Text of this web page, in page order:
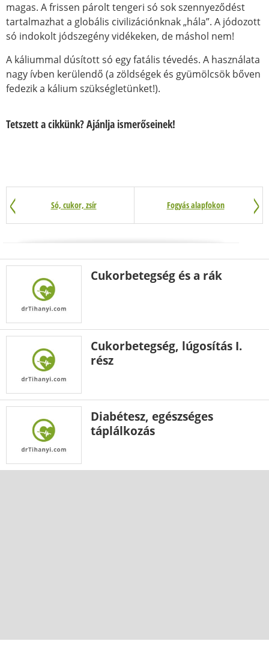
magas. A frissen párolt tengeri só sok szennyeződést
tartalmazhat a globális civilizációnknak „hála”. A jódozott
só indokolt jódszegény vidékeken, de máshol nem!
A káliummal dúsított só egy fatális tévedés. A használata
nagy ívben kerülendő (a zöldségek és gyümölcsök bőven
fedezik a kálium szükségletünket!).
Tetszett a cikkünk? Ajánlja ismerőseinek!
Só, cukor, zsír Fogyás alapfokon
Cukorbetegség és a rák
Cukorbetegség, lúgosítás I.
rész
Diabétesz, egészséges
táplálkozás